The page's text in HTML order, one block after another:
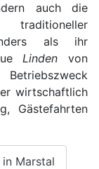
auch die
als ihr
Linden von
wirtschaftlich
Gästefahrten
Marstal